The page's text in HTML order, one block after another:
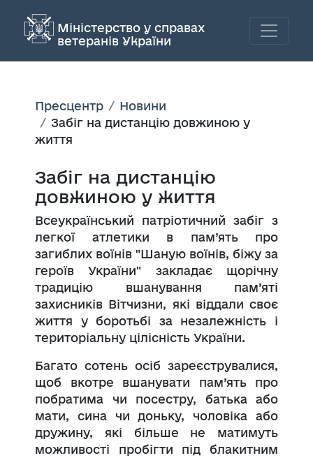
Міністерство у справах
ветеранів України
Пресцентр
Новини
Забіг на дистанцію довжиною у
життя
Забіг на дистанцію
довжиною у життя
Всеукраїнський патріотичний забіг з
легкої атлетики в пам’ять про
загиблих воїнів "Шаную воїнів, біжу за
героїв України" закладає щорічну
традицію вшанування пам’яті
захисників Вітчизни, які віддали своє
життя у боротьбі за незалежність і
територіальну цілісність України.
Багато сотень осіб зареєструвалися,
щоб вкотре вшанувати пам’ять про
побратима чи посестру, батька або
мати, сина чи доньку, чоловіка або
дружину, які більше не матимуть
можливості пробігти під блакитним